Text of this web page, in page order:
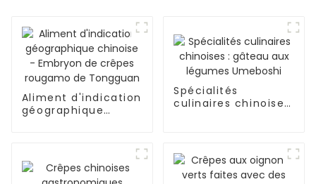
Aliment d'indication
géographique
Spécialités
culinaires chinoises